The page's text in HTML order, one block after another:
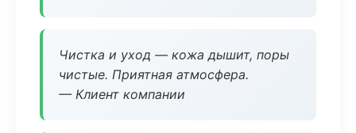
Чистка и уход — кожа дышит, поры
чистые. Приятная атмосфера.
— Клиент компании